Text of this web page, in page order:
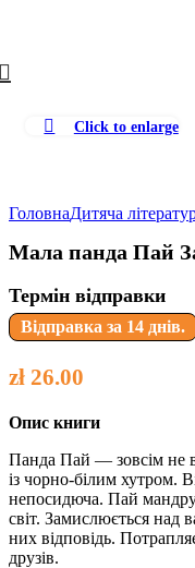
Click to enlarge
ГоловнаДитяча
Мала панда Пай
Термін відправки
Відправка за 14 днів.
zł 26.00
Опис книги
Панда Пай — зовсім не
із чорно-білим хутром.
непосидюча. Пай
світ. Замислюється над
них відповідь.
друзів.